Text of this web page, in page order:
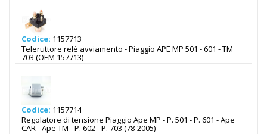
Codice: 1157713
Teleruttore relè avviamento - Piaggio APE MP 501 - 601 - TM
703 (OEM 157713)
Codice: 1157714
Regolatore di tensione Piaggio Ape MP - P. 501 - P. 601 - Ape
CAR - Ape TM - P. 602 - P. 703 (78-2005)